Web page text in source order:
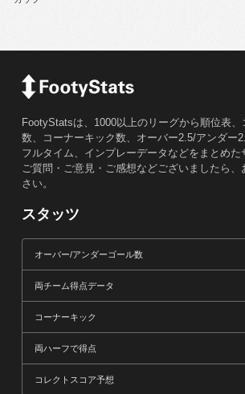
FootyStatsは、1000以上のリーグから順位表、
数、コーナーキック数、オーバー2.5/アンダー
フルタイム、インプレーデータなどをまとめた
ご質問・ご意見・ご感想などございましたら
さい。
スタッツ
オーバー/アンダーゴール数
両チーム得点データ
コーナーキック
両ハーフで得点
コレクトスコア予想